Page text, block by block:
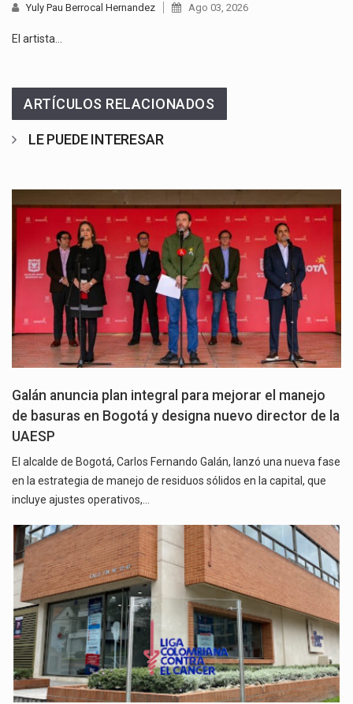
Yuly Pau Berrocal Hernandez Ago 03, 2026
El artista…
ARTÍCULOS RELACIONADOS
LE PUEDE INTERESAR
Galán anuncia plan integral para mejorar el manejo
de basuras en Bogotá y designa nuevo director de la
UAESP
El alcalde de Bogotá, Carlos Fernando Galán, lanzó una nueva fase
en la estrategia de manejo de residuos sólidos en la capital, que
incluye ajustes operativos,…